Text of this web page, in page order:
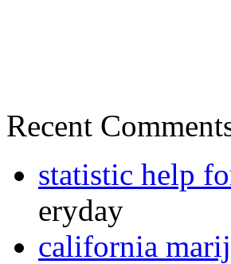
Recent
statistic help
eryday
california